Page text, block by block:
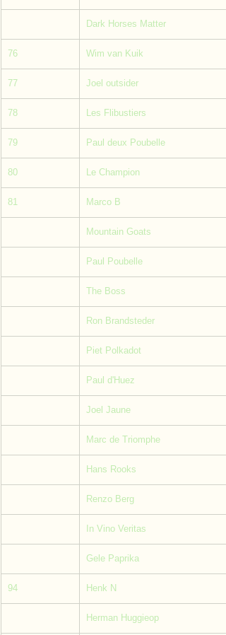
Dark Horses Matter
76 Wim van Kuik
77 Joel outsider
78 Les Flibustiers
79 Paul deux Poubelle
80 Le Champion
81 Marco B
Mountain Goats
Paul Poubelle
The Boss
Ron Brandsteder
Piet Polkadot
Paul d'Huez
Joel Jaune
Marc de Triomphe
Hans Rooks
Renzo Berg
In Vino Veritas
Gele Paprika
94 Henk N
Herman Huggieop